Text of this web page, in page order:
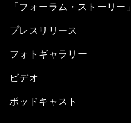
「フォーラム・ストーリー」
プレスリリース
フォトギャラリー
ビデオ
ポッドキャスト